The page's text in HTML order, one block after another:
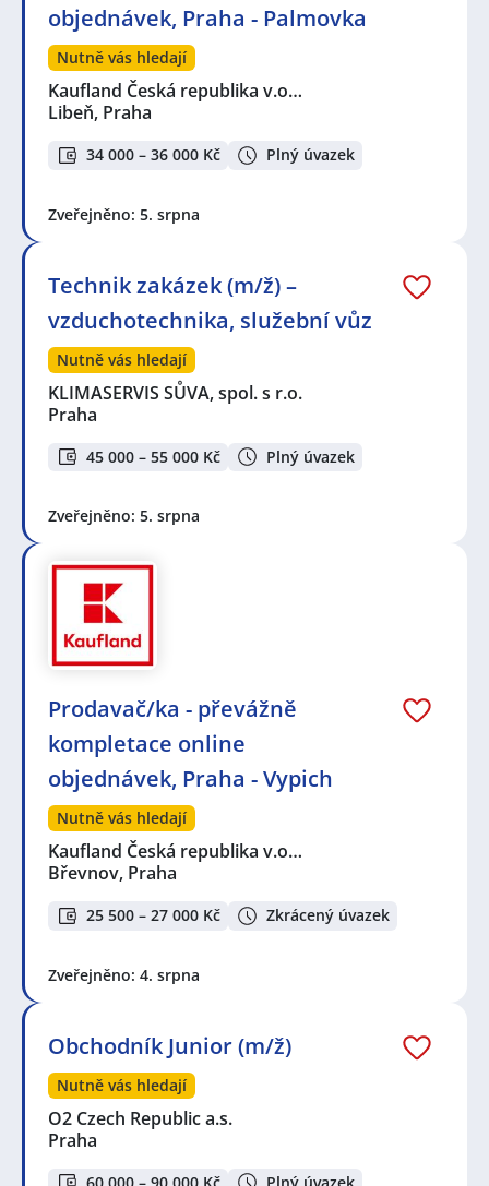
objednávek, Praha - Palmovka
Nutně vás hledají
Kaufland Česká republika v.o…
Libeň, Praha
34 000 – 36 000 Kč Plný úvazek
Zveřejněno: 5. srpna
Technik zakázek (m/ž) –
vzduchotechnika, služební vůz
Nutně vás hledají
KLIMASERVIS SŮVA, spol. s r.o.
Praha
45 000 – 55 000 Kč Plný úvazek
Zveřejněno: 5. srpna
Prodavač/ka - převážně
kompletace online
objednávek, Praha - Vypich
Nutně vás hledají
Kaufland Česká republika v.o…
Břevnov, Praha
25 500 – 27 000 Kč Zkrácený úvazek
Zveřejněno: 4. srpna
Obchodník Junior (m/ž)
Nutně vás hledají
O2 Czech Republic a.s.
Praha